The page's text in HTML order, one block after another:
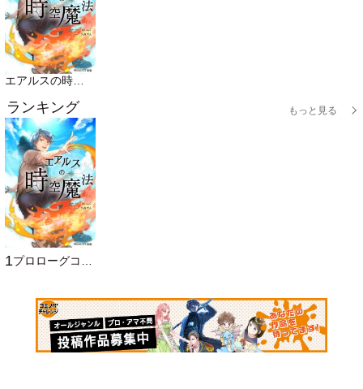
ランキング もっと見る
1